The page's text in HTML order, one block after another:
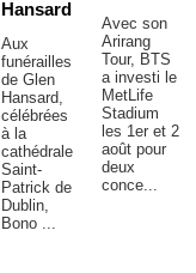
Hansard
Aux
funérailles
de Glen
Hansard,
célébrées
à la
cathédrale
Saint-
Patrick de
Dublin,
Bono ...
Avec son
Arirang
Tour, BTS
a investi le
MetLife
Stadium
les 1er et 2
août pour
deux
conce...